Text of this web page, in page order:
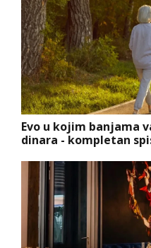
Evo u kojim banjama
dinara - kompletan